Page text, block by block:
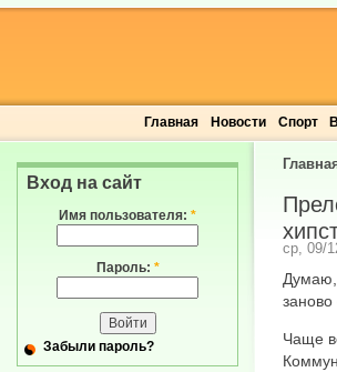
Главная Новости Спорт
ср, 09/
заново
Чаще
Вход на сайт
Имя пользователя: *
Пароль: *
Забыли пароль?